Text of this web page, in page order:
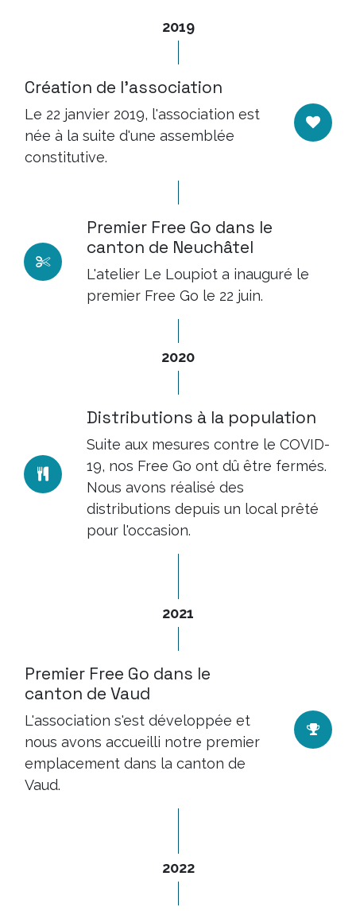
2019
Création de l'association
Le 22 janvier 2019, l'association est
née à la suite d'une assemblée
constitutive.
Premier Free Go dans le
canton de Neuchâtel
L'atelier Le Loupiot a inauguré le
premier Free Go le 22 juin.
2020
Distributions à la population
Suite aux mesures contre le COVID-
19, nos Free Go ont dû être fermés.
Nous avons réalisé des
distributions depuis un local prêté
pour l'occasion.
2021
Premier Free Go dans le
canton de Vaud
L'association s'est développée et
nous avons accueilli notre premier
emplacement dans la canton de
Vaud.
2022